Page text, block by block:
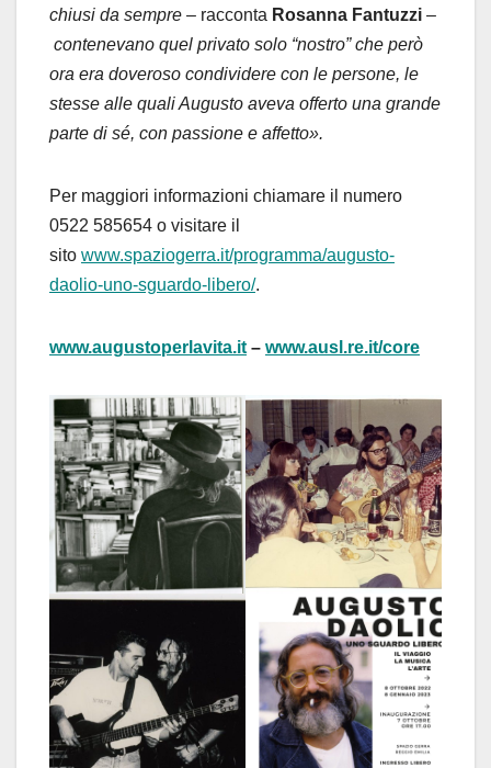
chiusi da sempre – racconta Rosanna Fantuzzi –
contenevano quel privato solo “nostro” che però
ora era doveroso condividere con le persone, le
stesse alle quali Augusto aveva offerto una grande
parte di sé, con passione e affetto».
Per maggiori informazioni chiamare il numero
0522 585654 o visitare il
sito www.spaziogerra.it/programma/augusto-
daolio-uno-sguardo-libero/.
www.augustoperlavita.it – www.ausl.re.it/core